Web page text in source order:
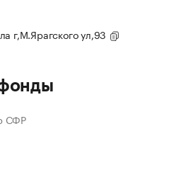
г,М.Ярагского ул,93
СФР